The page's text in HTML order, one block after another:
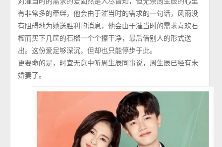
有非常多的牵绊，他会由于漼当时的需求的一句话，风雨没
有阻碍地为她送胜利的消息，他会由于漼当时的需求喜欢石
榴而买下几筐的石榴一个个擦干净，最后借别人的形式送
出。这份爱足够深沉，但却也只能停步于此。
更要命的是，时宜无意中听周生辰同事说，周生辰已经有未
婚妻了。